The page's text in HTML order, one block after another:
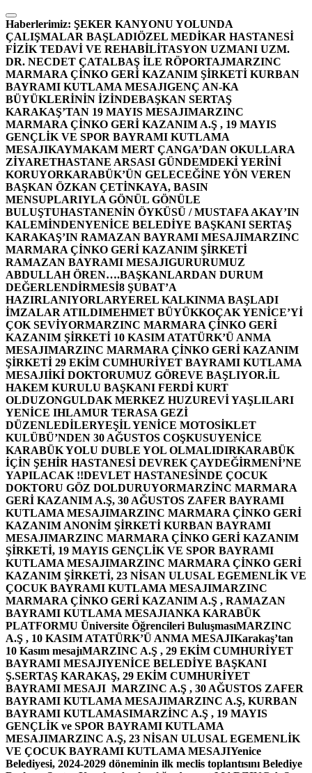
İçeriğe
atla
Haberlerimiz: ŞEKER KANYONU YOLUNDA
ÇALIŞMALAR BAŞLADIÖZEL MEDİKAR HASTANESİ
FİZİK TEDAVİ VE REHABİLİTASYON UZMANI UZM.
DR. NECDET ÇATALBAŞ İLE RÖPORTAJMARZINC
MARMARA ÇİNKO GERİ KAZANIM ŞİRKETİ KURBAN
BAYRAMI KUTLAMA MESAJIGENÇ AN-KA
BÜYÜKLERİNİN İZİNDEBAŞKAN SERTAŞ
KARAKAŞ’TAN 19 MAYIS MESAJIMARZINC
MARMARA ÇİNKO GERİ KAZANIM A.Ş , 19 MAYIS
GENÇLİK VE SPOR BAYRAMI KUTLAMA
MESAJIKAYMAKAM MERT ÇANGA’DAN OKULLARA
ZİYARETHASTANE ARSASI GÜNDEMDEKİ YERİNİ
KORUYORKARABÜK’ÜN GELECEĞİNE YÖN VEREN
BAŞKAN ÖZKAN ÇETİNKAYA, BASIN
MENSUPLARIYLA GÖNÜL GÖNÜLE
BULUŞTUHASTANENİN ÖYKÜSÜ / MUSTAFA AKAY’IN
KALEMİNDENYENİCE BELEDİYE BAŞKANI SERTAŞ
KARAKAŞ’IN RAMAZAN BAYRAMI MESAJIMARZINC
MARMARA ÇİNKO GERİ KAZANIM ŞİRKETİ
RAMAZAN BAYRAMI MESAJIGURURUMUZ
ABDULLAH ÖREN….BAŞKANLARDAN DURUM
DEĞERLENDİRMESİ8 ŞUBAT’A
HAZIRLANIYORLARYEREL KALKINMA BAŞLADI
İMZALAR ATILDIMEHMET BÜYÜKKOÇAK YENİCE’Yİ
ÇOK SEVİYORMARZINC MARMARA ÇİNKO GERİ
KAZANIM ŞİRKETİ 10 KASIM ATATÜRK’Ü ANMA
MESAJIMARZINC MARMARA ÇİNKO GERİ KAZANIM
ŞİRKETİ 29 EKİM CUMHURİYET BAYRAMI KUTLAMA
MESAJIİKİ DOKTORUMUZ GÖREVE BAŞLIYOR.İL
HAKEM KURULU BAŞKANI FERDİ KURT
OLDUZONGULDAK MERKEZ HUZUREVİ YAŞLILARI
YENİCE IHLAMUR TERASA GEZİ
DÜZENLEDİLERYEŞİL YENİCE MOTOSİKLET
KULÜBÜ’NDEN 30 AĞUSTOS COŞKUSUYENİCE
KARABÜK YOLU DUBLE YOL OLMALIDIRKARABÜK
İÇİN ŞEHİR HASTANESİ DEVREK ÇAYDEĞİRMENİ’NE
YAPILACAK !!DEVLET HASTANESİNDE ÇOCUK
DOKTORU GÖZ DOLDURUYORMARZİNC MARMARA
GERİ KAZANIM A.Ş, 30 AĞUSTOS ZAFER BAYRAMI
KUTLAMA MESAJIMARZINC MARMARA ÇİNKO GERİ
KAZANIM ANONİM ŞİRKETİ KURBAN BAYRAMI
MESAJIMARZINC MARMARA ÇİNKO GERİ KAZANIM
ŞİRKETİ, 19 MAYIS GENÇLİK VE SPOR BAYRAMI
KUTLAMA MESAJIMARZINC MARMARA ÇİNKO GERİ
KAZANIM ŞİRKETİ, 23 NİSAN ULUSAL EGEMENLİK VE
ÇOCUK BAYRAMI KUTLAMA MESAJIMARZINC
MARMARA ÇİNKO GERİ KAZANIM A.Ş , RAMAZAN
BAYRAMI KUTLAMA MESAJIANKA KARABÜK
PLATFORMU Üniversite Öğrencileri BuluşmasıMARZINC
A.Ş , 10 KASIM ATATÜRK’Ü ANMA MESAJIKarakaş’tan
10 Kasım mesajıMARZINC A.Ş , 29 EKİM CUMHURİYET
BAYRAMI MESAJIYENİCE BELEDİYE BAŞKANI
Ş.SERTAŞ KARAKAŞ, 29 EKİM CUMHURİYET
BAYRAMI MESAJI MARZINC A.Ş , 30 AĞUSTOS ZAFER
BAYRAMI KUTLAMA MESAJIMARZINC A.Ş, KURBAN
BAYRAMI KUTLAMASIMARZİNC A.Ş , 19 MAYIS
GENÇLİK ve SPOR BAYRAMI KUTLAMA
MESAJIMARZINC A.Ş, 23 NİSAN ULUSAL EGEMENLİK
VE ÇOCUK BAYRAMI KUTLAMA MESAJIYenice
Belediyesi, 2024-2029 döneminin ilk meclis toplantısını Belediye